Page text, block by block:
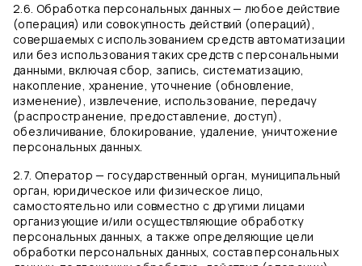
2.6. Обработка персональных данных — любое действие
(операция) или совокупность действий (операций),
совершаемых с использованием средств автоматизации
или без использования таких средств с персональными
данными, включая сбор, запись, систематизацию,
накопление, хранение, уточнение (обновление,
изменение), извлечение, использование, передачу
(распространение, предоставление, доступ),
обезличивание, блокирование, удаление, уничтожение
персональных данных.
2.7. Оператор — государственный орган, муниципальный
орган, юридическое или физическое лицо,
самостоятельно или совместно с другими лицами
организующие и/или осуществляющие обработку
персональных данных, а также определяющие цели
обработки персональных данных, состав персональных